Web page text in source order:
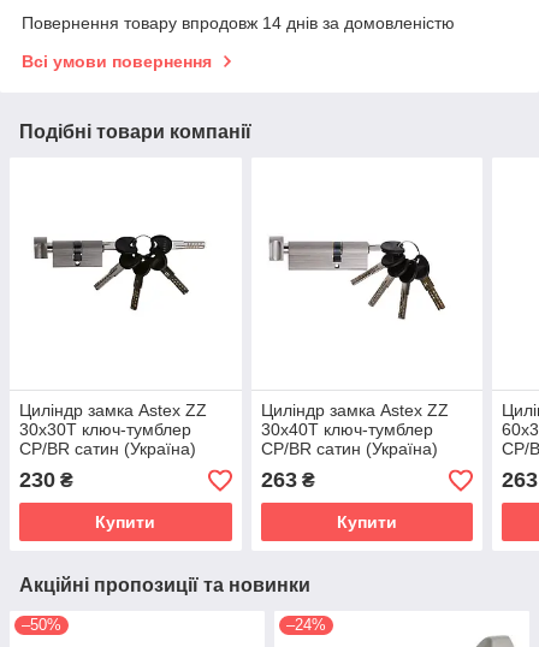
Повернення товару впродовж 14 днів за домовленістю
Всі умови повернення
Подібні товари компанії
Циліндр замка Astex ZZ
30x30T ключ-тумблер
CP/BR сатин (Україна)
230 ₴
Купити
Циліндр замка Astex ZZ
30x40T ключ-тумблер
CP/BR сатин (Україна)
263₴
Купити
CP/
263
Акційні пропозиції та новинки
–50% –24%